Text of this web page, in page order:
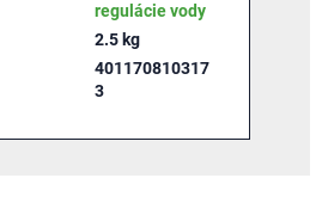
regulácie vody
2.5 kg
401170810317
3